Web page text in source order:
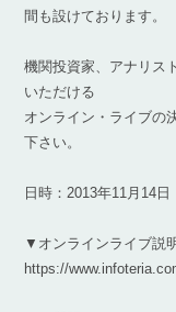
間も設けております。
機関投資家、アナリス
いただける
オンライン・ライブの
下さい。
日時：2013年11月14
▼オンラインライブ説
https://